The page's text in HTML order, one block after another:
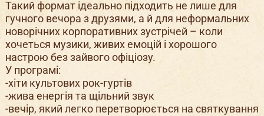
Такий формат ідеально підходить не лише для
гучного вечора з друзями, а й для неформальних
новорічних корпоративних зустрічей – коли
хочеться музики, живих емоцій і хорошого
настрою без зайвого офіціозу.
У програмі:
-хіти культових рок-гуртів
-жива енергія та щільний звук
-вечір, який легко перетворюється на святкування